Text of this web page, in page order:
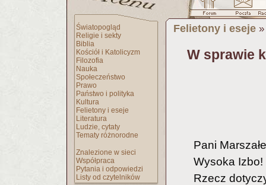
Światopogląd
Religie i sekty
Biblia
Kościół i Katolicyzm
Filozofia
Nauka
Społeczeństwo
Prawo
Państwo i polityka
Kultura
Felietony i eseje
Literatura
Ludzie, cytaty
Tematy różnorodne
Znalezione w sieci
Współpraca
Pytania i odpowiedzi
Listy od czytelników
Felietony i eseje
W sprawie
Pani
Wysoka Izbo!
Rzecz